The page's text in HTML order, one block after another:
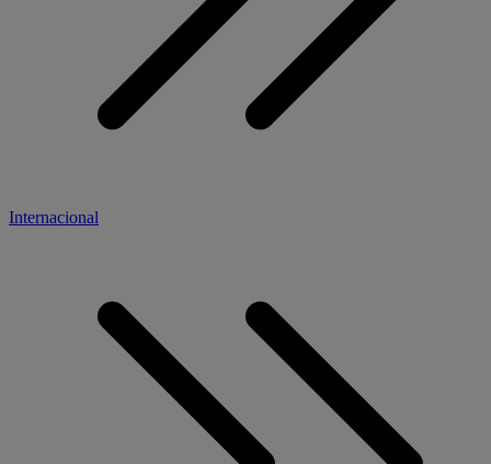
Internacional